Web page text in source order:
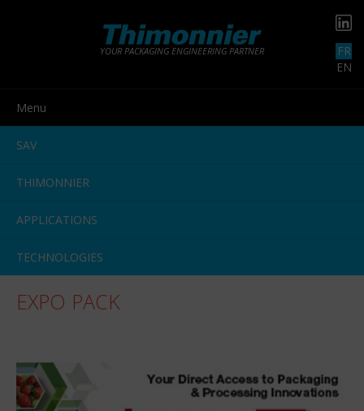
FR
EN
YOUR PACKAGING ENGINEERING PARTNER
Menu
SAV
THIMONNIER
APPLICATIONS
TECHNOLOGIES
EXPO PACK